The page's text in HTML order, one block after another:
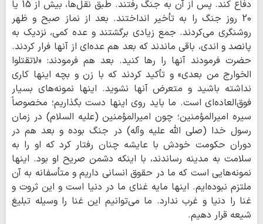
دفاع کند. پس از آن به جنگ رفتند. طبق نقل‌ها، بیش از 15 یا
20 روز جنگ را به تأخیر انداختند. بعد از نماز صبح و ظهر
روشنگری می‌کردند. جمع زیادی برگشتند و عده کمی، نزدیک به
پانصد و اندی، باقی ماندند که بعد هم عده‌ای از آنها فرار کردند.
حضرت فرمودند آنها را رها کنید. بعد هم فرمودند: «لاتقتلوا
الخوارج من بعدی» و تأکید کردند که با زن و بچه اینها کاری
نداشته باشید و متعرض آنها نشوید. اینها نمونه‌های بسیار
فوق‌العاده‌ای است. ما باید روی اینها دست بگذاریم؛ مخصوصاً
سیره امیرالمؤمنین؛ چون امیرالمؤمنین (علیه السلام) در زمان
رسول خدا (صلی الله علیه وآله) در جنگ بوده و بعد هم در
دوران حکومت خودش با عایشه چنان رفتار کرد که او را به
سلامت به مدینه رساندند، با اینکه دشمن صریح او بود. اینها
نمونه‌هایی است که ما در حقوق انسانی داریم و متأسفانه به آن
ملتزم نبوده‌ایم. اینها مایه غنای ما در دنیا است و این ثروت و
غنا را دنیا و غرب ندارد. ما می‌توانیم این غنا را وسیله تبلیغ
شیعه قرار دهیم.